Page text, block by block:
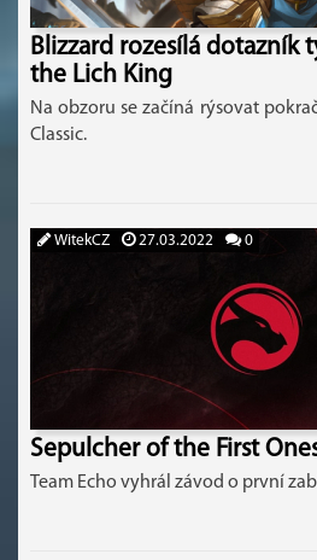
Blizzard rozesílá dotazník
the Lich King
Na obzoru se začíná rýsovat
Classic.
WitekCZ 27.03.2022 0
Sepulcher of the First
Team Echo vyhrál závod o první